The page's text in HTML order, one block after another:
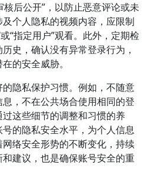
核后公开”，以防止恶意评论或未
个人隐私的视频内容，应限制
“指定用户”观看。此外，定期检
史，确认没有异常登录行为，
的安全威胁。
隐私保护习惯。例如，不随意
，不在公共场合使用相同的登
这些细节的调整和习惯的养
的隐私安全水平，为个人信息
络安全形势的不断变化，持续
建议，也是确保账号安全的重